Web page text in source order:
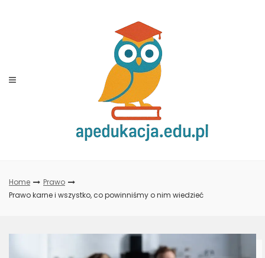
Home
Prawo
Prawo karne i wszystko, co powinniśmy o nim wiedzieć